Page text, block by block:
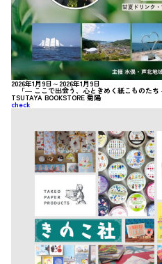
2026年1月9日～2026年1月9日
「― ここで出会う、心ときめく紙こものたち
TSUTAYA BOOKSTORE 菊陽
check